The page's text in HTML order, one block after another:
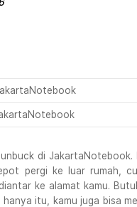
di
pergi ke luar rumah,
ke alamat kamu.
hanya itu, kamu juga bisa